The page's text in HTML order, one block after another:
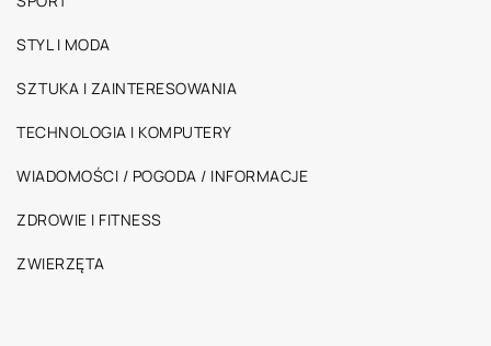
STYL I MODA
SZTUKA I ZAINTERESOWANIA
TECHNOLOGIA I KOMPUTERY
WIADOMOŚCI / POGODA / INFORMACJE
ZDROWIE I FITNESS
ZWIERZĘTA